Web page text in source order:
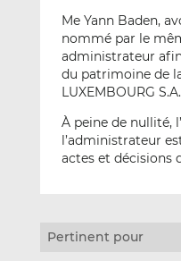
Me Yann Baden,
nommé par le
administrateur
du patrimoine de
LUXEMBOURG S.A.
À peine de nullité,
l’administrateur
actes et décisions
Pertinent pour